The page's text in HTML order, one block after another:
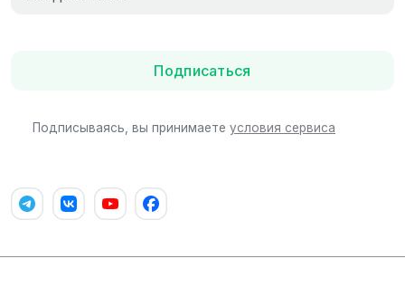
Подписаться
Подписываясь, вы принимаете условия сервиса